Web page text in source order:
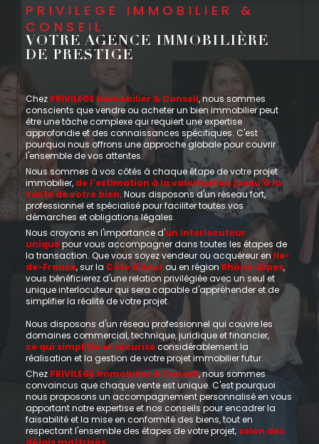
PRIVILEGE IMMOBILIER &
CONSEIL
VOTRE AGENCE IMMOBILIÈRE
DE PRESTIGE
Chez PRIVILEGE Immobilier & Conseil, nous sommes
conscients que vendre ou acheter un bien immobilier peut
être une tâche complexe qui requiert une expertise
approfondie et des connaissances spécifiques. C'est
pourquoi nous offrons une approche globale pour couvrir
l'ensemble de vos attentes.
Nous sommes à vos côtés à chaque étape de votre projet
immobilier, de l'estimation à la valorisation jusqu'à la
vente de votre bien. Nous disposons d'un réseau fort,
professionnel et spécialisé pour faciliter toutes vos
démarches et obligations légales.
Nous croyons en l'importance d'un interlocuteur
uniquepour vous accompagner dans toutes les étapes de
la transaction. Que vous soyez vendeur ou acquéreur en Ile-
de-France, sur la Côte d'Azur ou en région Rhône-Alpes,
vous bénéficierez d'une relation privilégiée avec un seul et
unique interlocuteur qui sera capable d'appréhender et de
simplifier la réalité de votre projet.
Nous disposons d'un réseau professionnel qui couvre les
domaines commercial, technique, juridique et financier,
ce qui simplifie et sécuriseconsidérablement la
réalisation et la gestion de votre projet immobilier futur.
Chez PRIVILEGE Immobilier & Conseil, nous sommes
convaincus que chaque vente est unique. C'est pourquoi
nous proposons un accompagnement personnalisé en vous
apportant notre expertise et nos conseils pour encadrer la
faisabilité et la mise en conformité des biens, tout en
respectant l'ensemble des étapes de votre projet, selon des